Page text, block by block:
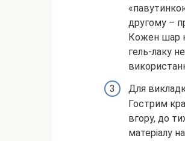
другому –
Кожен шар
гель-лаку
Для
Гострим
вгору, до
матеріалу